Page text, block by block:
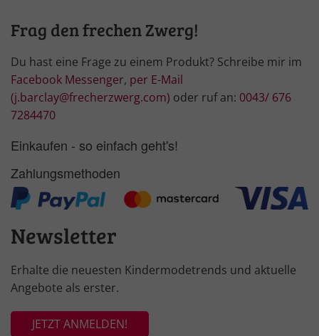
Frag den frechen Zwerg!
Du hast eine Frage zu einem Produkt? Schreibe mir im
Facebook Messenger, per E-Mail
(j.barclay@frecherzwerg.com) oder ruf an: 0043/ 676
7284470
Einkaufen - so einfach geht's!
Zahlungsmethoden
Newsletter
Erhalte die neuesten Kindermodetrends und aktuelle
Angebote als erster.
JETZT ANMELDEN!